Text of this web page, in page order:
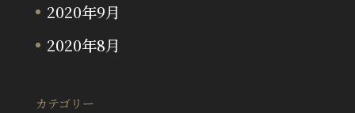
2020年9月
2020年8月
カテゴリー